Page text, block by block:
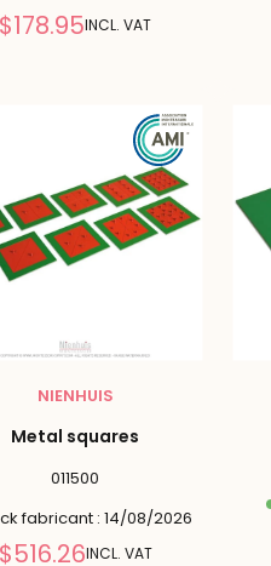
Reduced
$178.95INCL. VAT
NIENHUIS
Metal squares
011500
fabricant : 14/08/2026
Reduced
$516.26INCL. VAT